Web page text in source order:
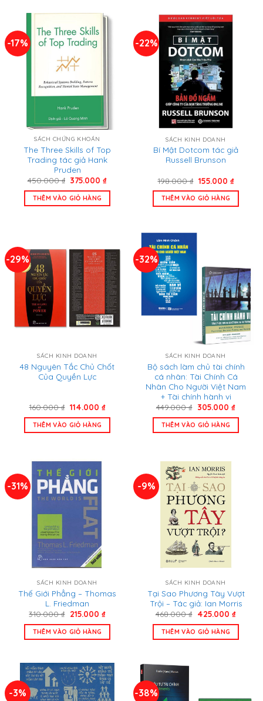
-17%
SÁCH CHỨNG KHOÁN
The Three Skills of Top
Trading tác giả Hank
Pruden
450.000₫ Giá
là:
450.000 ₫.
375.000₫Giá
tại
THÊM VÀO GIỎ HÀNG
-22%
SÁCH KINH DOANH
Bí Mật Dotcom tác giả
Russell Brunson
198.000₫ Giá
là:
198.000 ₫.
155.000 ₫Giá
THÊM VÀO GIỎ HÀNG
-29%
SÁCH KINH DOANH
48 Nguyên Tắc Chủ Chốt
Của Quyền Lực
160.000₫ Giá
là:
160.000 ₫.
114.000 ₫Giá
tại
THÊM VÀO GIỎ HÀNG
-32%
SÁCH KINH DOANH
Bộ sách làm chủ tài chính
cá nhân: Tài Chính Cá
Nhân Cho Người Việt Nam
+ Tài chính hành vi
449.000₫ Giá
là:
449.000 ₫.
305.000 ₫Giá
tại
THÊM VÀO GIỎ HÀNG
-31%
SÁCH KINH DOANH
Thế Giới Phẳng – Thomas
L. Friedman
310.000₫ Giá
là:
310.000 ₫.
215.000 ₫Giá
tại
THÊM VÀO GIỎ HÀNG
-9%
SÁCH KINH DOANH
Tại Sao Phương Tây Vượt
Trội – Tác giả: Ian Morris
468.000₫ Giá
là:
468.000 ₫.
425.000 ₫Giá
tại
THÊM VÀO GIỎ HÀNG
-3% -38%